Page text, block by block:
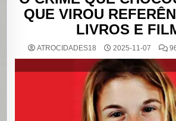
QUE VIROU
LIVROS E
ATROCIDADES18 2025-11-07